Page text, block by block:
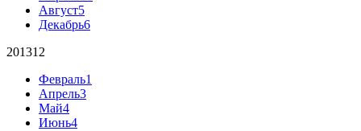
Август5
Декабрь6
201312
Февраль1
Апрель3
Май4
Июнь4